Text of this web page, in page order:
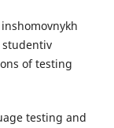
studentiv
of testing
testing and